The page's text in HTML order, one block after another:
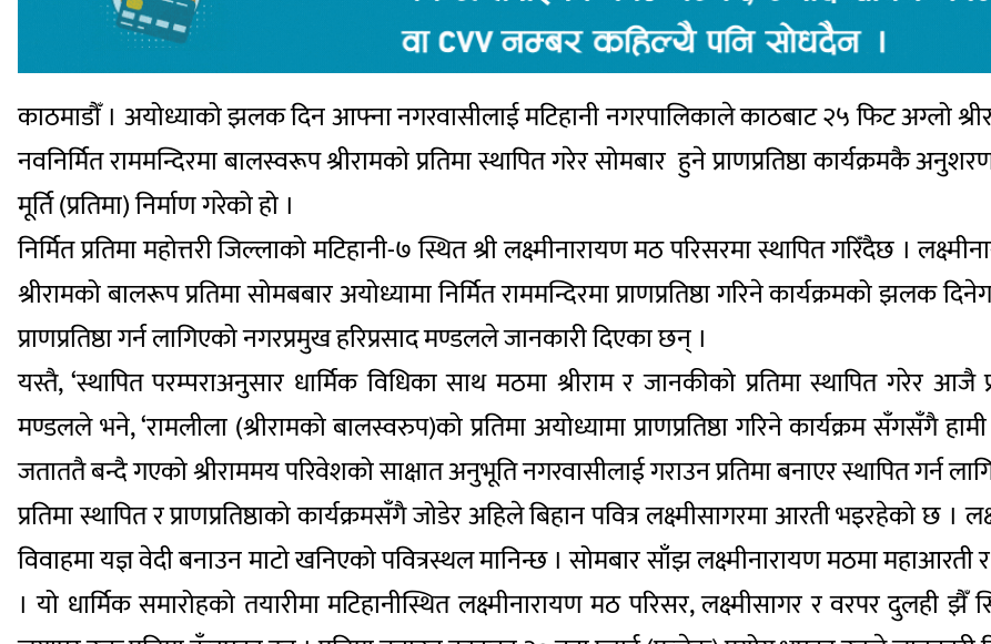
काठमाडौँ । अयोध्याको झलक दिन आफ्ना नगरवासीलाई मटिहानी नगरपालिकाले काठबाट २५ फिट अग्लो
नवनिर्मित राममन्दिरमा बालस्वरूप श्रीरामको प्रतिमा स्थापित गरेर सोमबार हुने प्राणप्रतिष्ठा कार्यक्रमकै
मूर्ति (प्रतिमा) निर्माण गरेको हो ।
निर्मित प्रतिमा महोत्तरी जिल्लाको मटिहानी-७ स्थित श्री लक्ष्मीनारायण मठ परिसरमा स्थापित गरिँदैछ ।
श्रीरामको बालरूप प्रतिमा सोमबबार अयोध्यामा निर्मित राममन्दिरमा प्राणप्रतिष्ठा गरिने कार्यक्रमको झलक
प्राणप्रतिष्ठा गर्न लागिएको नगरप्रमुख हरिप्रसाद मण्डलले जानकारी दिएका छन् ।
यस्तै, ‘स्थापित परम्पराअनुसार धार्मिक विधिका साथ मठमा श्रीराम र जानकीको प्रतिमा स्थापित गरेर आजै
मण्डलले भने, ‘रामलीला (श्रीरामको बालस्वरुप)को प्रतिमा अयोध्यामा प्राणप्रतिष्ठा गरिने कार्यक्रम सँगसँगै
जताततै बन्दै गएको श्रीराममय परिवेशको साक्षात अनुभूति नगरवासीलाई गराउन प्रतिमा बनाएर स्थापित गर्न
प्रतिमा स्थापित र प्राणप्रतिष्ठाको कार्यक्रमसँगै जोडेर अहिले बिहान पवित्र लक्ष्मीसागरमा आरती भइरहेको छ ।
विवाहमा यज्ञ वेदी बनाउन माटो खनिएको पवित्रस्थल मानिन्छ । सोमबार साँझ लक्ष्मीनारायण मठमा
। यो धार्मिक समारोहको तयारीमा मटिहानीस्थित लक्ष्मीनारायण मठ परिसर, लक्ष्मीसागर र वरपर